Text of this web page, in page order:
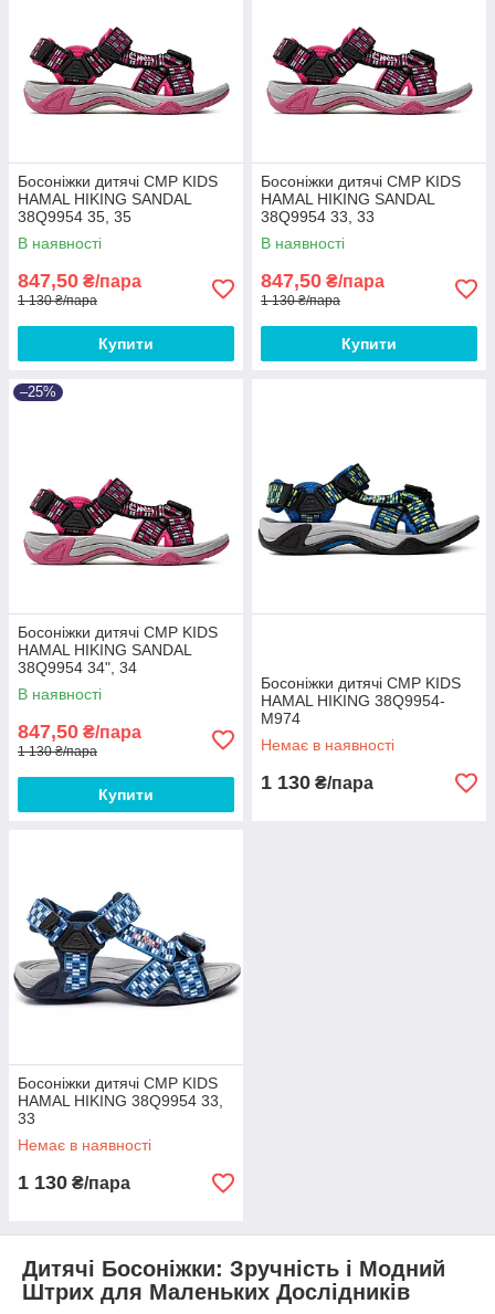
Босоніжки дитячі CMP KIDS
HAMAL HIKING SANDAL
38Q9954 35, 35
В наявності
847,50 ₴/пара
1 130 ₴/пара
Купити
Босоніжки дитячі CMP KIDS
HAMAL HIKING SANDAL
38Q9954 33, 33
В наявності
847,50 ₴/пара
1 130 ₴/пара
Купити
–25%
Босоніжки дитячі CMP KIDS
HAMAL HIKING SANDAL
38Q9954 34", 34
В наявності
847,50 ₴/пара
1 130 ₴/пара
Купити
Босоніжки дитячі CMP KIDS
HAMAL HIKING 38Q9954-
M974
Немає в наявності
1 130 ₴/пара
Босоніжки дитячі CMP KIDS
HAMAL HIKING 38Q9954 33,
33
Немає в наявності
1 130 ₴/пара
Дитячі Босоніжки: Зручність і Модний
Штрих для Маленьких Дослідників